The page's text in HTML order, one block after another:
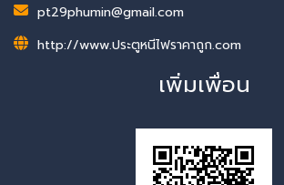
pt29phumin@gmail.com
http://www.ประตูหนีไฟราคาถูก.com
เพิ่มเพื่อน